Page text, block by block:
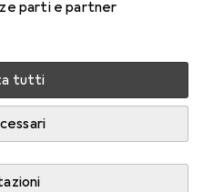
parti e partner
tutti
18/8
il fornitore
al carrello